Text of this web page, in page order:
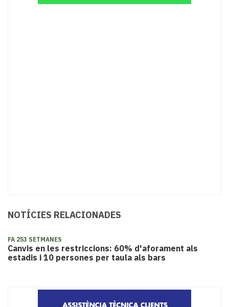
NOTÍCIES RELACIONADES
FA 253 SETMANES
Canvis en les restriccions: 60% d'aforament als
estadis i 10 persones per taula als bars